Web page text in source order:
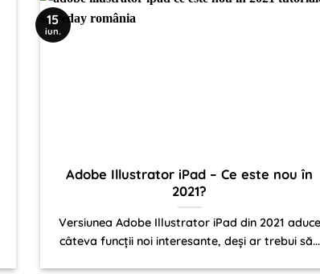
Adobe Illustrator iPad – Ce este nou în
2021?
Versiunea Adobe Illustrator iPad din 2021 aduce
câteva funcții noi interesante, deși ar trebui să...
15
iun.